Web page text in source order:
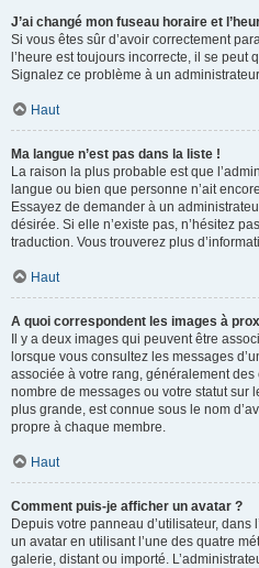
J’ai changé mon fuseau horaire et
Si vous êtes sûr d’avoir correctement
l’heure est toujours incorrecte, il se peut
Signalez ce problème à un
Haut
Ma langue n’est pas dans la liste !
La raison la plus probable est que
langue ou bien que personne n’ait
Essayez de demander à un
désirée. Si elle n’existe pas, n’hésitez
traduction. Vous trouverez plus
Haut
A quoi correspondent les images à
Il y a deux images qui peuvent être
lorsque vous consultez les messages
associée à votre rang, généralement
nombre de messages ou votre statut sur
plus grande, est connue sous le nom
propre à chaque membre.
Haut
Comment puis-je afficher un avatar ?
Depuis votre panneau d’utilisateur,
un avatar en utilisant l’une des quatre
galerie, distant ou importé.